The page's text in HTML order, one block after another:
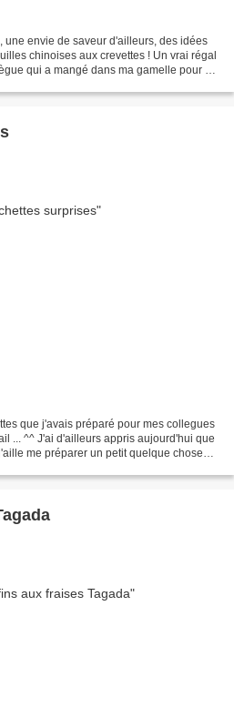
une envie de saveur d'ailleurs, des idées
chinoises aux crevettes ! Un vrai régal
qui a mangé dans ma gamelle pour y
que j'avais préparé pour mes collegues
... ^^ J'ai d'ailleurs appris aujourd'hui que
me préparer un petit quelque chose